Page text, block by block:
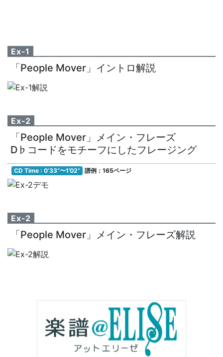
Ex-1
「People Mover」イントロ解説
Ex-2
「People Mover」メイン・フレーズ
D♭コードをモチーフにしたフレージング
CD Time : 0’33”〜1’02” 譜例：165ページ
Ex-2
「People Mover」メイン・フレーズ解説